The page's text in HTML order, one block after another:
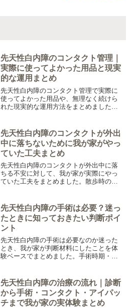
先天性白内障のコンタクト管理｜
実際に使ってよかった用品と現実
的な運用まとめ
先天性白内障のコンタクト管理で実際に
使ってよかった用品や、無理なく続けら
れた現実的な運用方法をまとめました。
先天性白内障のコンタクトが外出
中に落ちないために我が家がやっ
ていた工夫まとめ
先天性白内障のコンタクトが外出中に落
ちる不安に対して、我が家が実際にやっ
ていた工夫をまとめました。散歩時の対
スで紹介しています。
先天性白内障の手術は必要？迷っ
たときに知っておきたい判断ポイ
ント
先天性白内障の手術は必要なのか迷った
とき、我が家が判断材料にしたことを体
験ベースでまとめました。手術時期・視
先天性白内障の治療の流れ｜診断
から手術・コンタクト・アイパッ
チまで我が家の実体験まとめ